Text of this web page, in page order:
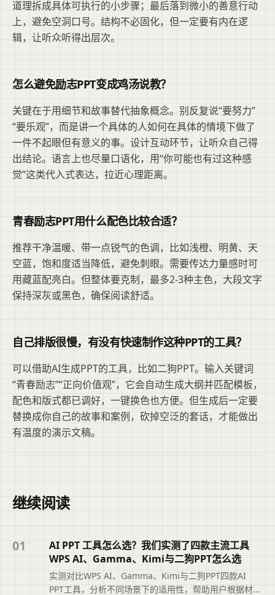
道理拆成具体可执行的小步骤；最后落到微小的善意行动
上，避免空洞口号。结构不必固化，但一定要有内在逻
辑，让听众听得出层次。
怎么避免励志PPT变成鸡汤说教？
关键在于用细节和故事替代抽象概念。别反复说“要努力”
“要乐观”，而是讲一个具体的人如何在具体的情境下做了
一件不起眼但有意义的事。设计互动环节，让听众自己得
出结论。语言上也尽量口语化，用“你可能也有过这种感
觉”这类代入式表达，拉近心理距离。
青春励志PPT用什么配色比较合适？
推荐干净温暖、带一点锐气的色调，比如浅橙、明黄、天
空蓝，饱和度适当降低，避免刺眼。需要传达力量感时可
用藏蓝配亮白。但整体要克制，最多2-3种主色，大段文字
保持深灰或黑色，确保阅读舒适。
自己排版很慢，有没有快速制作这种PPT的工具？
可以借助AI生成PPT的工具，比如二狗PPT。输入关键词
“青春励志”“正向价值观”，它会自动生成大纲并匹配模板，
配色和版式都已调好，一键换色也方便。但生成后一定要
替换成你自己的故事和案例，砍掉空泛的套话，才能做出
有温度的演示文稿。
继续阅读
01
AI PPT 工具怎么选？我们实测了四款主流工具
WPS AI、Gamma、Kimi与二狗PPT怎么选
实测对比WPS AI、Gamma、Kimi与二狗PPT四款AI
PPT工具，分析不同场景下的适用性，帮助用户根据材料